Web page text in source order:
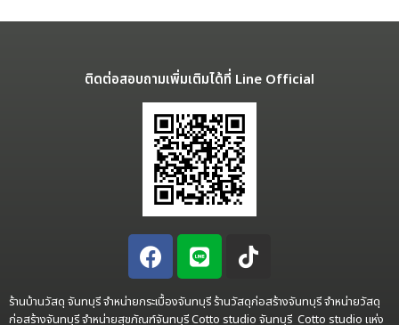
ติดต่อสอบถามเพิ่มเติมได้ที่ Line Official
ร้านบ้านวัสดุ จันทบุรี จำหน่ายกระเบื้องจันทบุรี ร้านวัสดุก่อสร้างจันทบุรี จำหน่ายวัสดุ
ก่อสร้างจันทบุรี จำหน่ายสุขภัณฑ์จันทบุรี Cotto studio จันทบุรี Cotto studio แห่ง